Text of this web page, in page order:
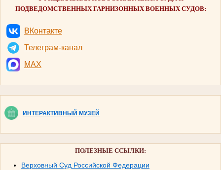
ПОДВЕДОМСТВЕННЫХ ГАРНИЗОННЫХ ВОЕННЫХ СУДОВ:
ВКонтакте
Телеграм-канал
MAX
ИНТЕРАКТИВНЫЙ МУЗЕЙ
ПОЛЕЗНЫЕ ССЫЛКИ:
Верховный Суд Российской Федерации